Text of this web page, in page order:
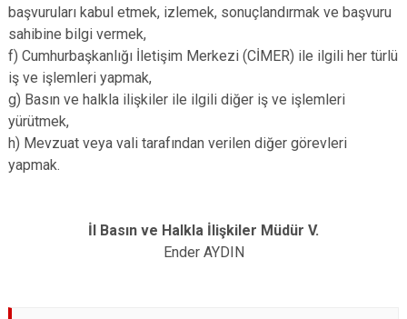
başvuruları kabul etmek, izlemek, sonuçlandırmak ve başvuru
sahibine bilgi vermek,
f) Cumhurbaşkanlığı İletişim Merkezi (CİMER) ile ilgili her türlü
iş ve işlemleri yapmak,
g) Basın ve halkla ilişkiler ile ilgili diğer iş ve işlemleri
yürütmek,
h) Mevzuat veya vali tarafından verilen diğer görevleri
yapmak.
İl Basın ve Halkla İlişkiler Müdür V.
Ender AYDIN